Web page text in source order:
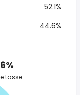
52.1%
44.6%
tasse